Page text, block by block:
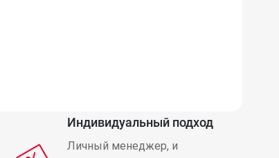
Индивидуальный подход
Личный менеджер, и